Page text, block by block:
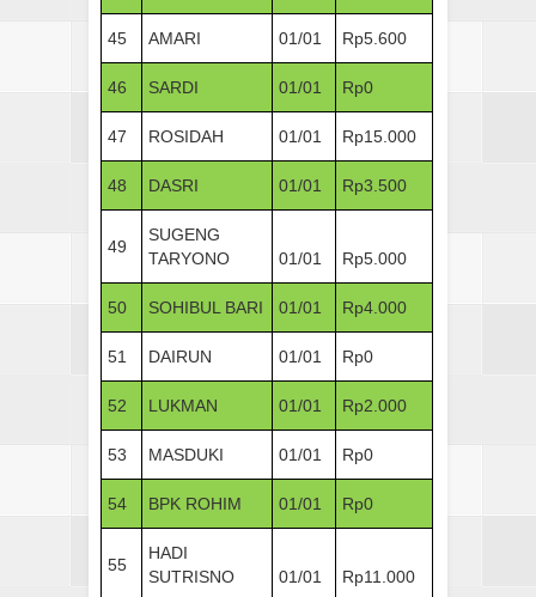
45 AMARI 01/01 Rp5.600
46 SARDI 01/01 Rp0
47 ROSIDAH 01/01 Rp15.000
48 DASRI 01/01 Rp3.500
49
SUGENG
TARYONO
01/01 Rp5.000
50 SOHIBUL BARI 01/01 Rp4.000
51 DAIRUN 01/01 Rp0
52 LUKMAN 01/01 Rp2.000
53 MASDUKI 01/01 Rp0
54 BPK ROHIM 01/01 Rp0
55
HADI
SUTRISNO
01/01 Rp11.000